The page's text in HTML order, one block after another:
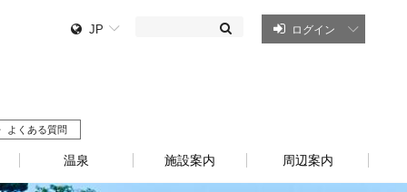
JP ログイン
よくある質問
温泉 施設案内 周辺案内